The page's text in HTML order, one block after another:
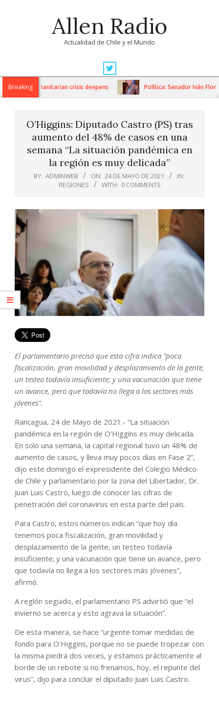
Allen Radio
Actualidad de Chile y el Mundo
Navigation
MenuBreaking
as humanitarian crisis deepens Política: Senador Iván
O’Higgins: Diputado Castro (PS) tras
aumento del 48% de casos en una
semana “La situación pandémica en
la región es muy delicada”
BY: ADMINWEB ON: 24 DE MAYO DE 2021
IN:
REGIONES
WITH: 0 COMMENTS
El parlamentario precisó que esta cifra indica “poca
fiscalización, gran movilidad y desplazamiento de la gente,
un testeo todavía insuficiente; y una vacunación que tiene
un avance, pero que todavía no llega a los sectores más
jóvenes”.
Rancagua, 24 de Mayo de 2021.- “La situación
pandémica en la región de O’Higgins es muy delicada.
En solo una semana, la capital regional tuvo un 48% de
aumento de casos, y lleva muy pocos días en Fase 2”,
dijo este domingo el expresidente del Colegio Médico
de Chile y parlamentario por la zona del Libertador, Dr.
Juan Luis Castro, luego de conocer las cifras de
penetración del coronavirus en esta parte del país.
Para Castro, estos números indican “que hoy día
tenemos poca fiscalización, gran movilidad y
desplazamiento de la gente, un testeo todavía
insuficiente; y una vacunación que tiene un avance, pero
que todavía no llega a los sectores más jóvenes”,
afirmó.
A reglón seguido, el parlamentario PS advirtió que “el
invierno se acerca y esto agrava la situación”.
De esta manera, se hace “urgente tomar medidas de
fondo para O’Higgins, porque no se puede tropezar con
la misma piedra dos veces, y estamos prácticamente al
borde de un rebote si no frenamos, hoy, el repunte del
virus”, dijo para concluir el diputado Juan Luis Castro.